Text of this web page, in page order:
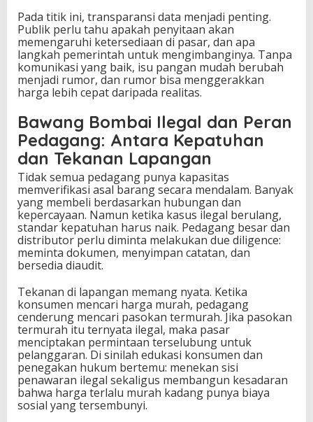
Pada titik ini, transparansi data menjadi penting.
Publik perlu tahu apakah penyitaan akan
memengaruhi ketersediaan di pasar, dan apa
langkah pemerintah untuk mengimbanginya. Tanpa
komunikasi yang baik, isu pangan mudah berubah
menjadi rumor, dan rumor bisa menggerakkan
harga lebih cepat daripada realitas.
Bawang Bombai Ilegal dan Peran
Pedagang: Antara Kepatuhan
dan Tekanan Lapangan
Tidak semua pedagang punya kapasitas
memverifikasi asal barang secara mendalam. Banyak
yang membeli berdasarkan hubungan dan
kepercayaan. Namun ketika kasus ilegal berulang,
standar kepatuhan harus naik. Pedagang besar dan
distributor perlu diminta melakukan due diligence:
meminta dokumen, menyimpan catatan, dan
bersedia diaudit.
Tekanan di lapangan memang nyata. Ketika
konsumen mencari harga murah, pedagang
cenderung mencari pasokan termurah. Jika pasokan
termurah itu ternyata ilegal, maka pasar
menciptakan permintaan terselubung untuk
pelanggaran. Di sinilah edukasi konsumen dan
penegakan hukum bertemu: menekan sisi
penawaran ilegal sekaligus membangun kesadaran
bahwa harga terlalu murah kadang punya biaya
sosial yang tersembunyi.